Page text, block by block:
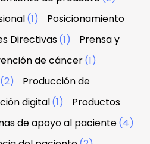
(1)
Posicionamiento
Directivas(1)
Prensa y
de cáncer(1)
(2)
Producción de
digital(1)
Productos
de apoyo al paciente(4)